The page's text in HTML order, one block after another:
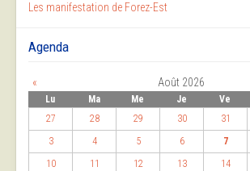
Les manifestation de Forez-Est
Agenda
« Août 2026
Lu Ma Me Je Ve
27
28 29 30 31
3
4 5 6 7
10
11 12 13 14